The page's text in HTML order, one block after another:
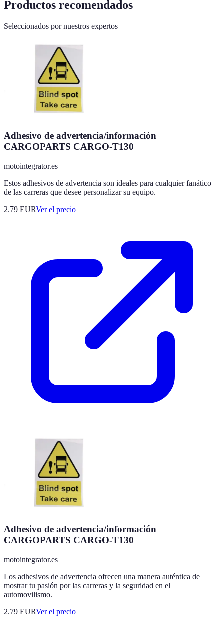
Productos recomendados
Seleccionados por nuestros expertos
Adhesivo de advertencia/información
CARGOPARTS CARGO-T130
motointegrator.es
Estos adhesivos de advertencia son ideales para cualquier fanático
de las carreras que desee personalizar su equipo.
2.79 EURVer el precio
Adhesivo de advertencia/información
CARGOPARTS CARGO-T130
motointegrator.es
Los adhesivos de advertencia ofrecen una manera auténtica de
mostrar tu pasión por las carreras y la seguridad en el
automovilismo.
2.79 EURVer el precio